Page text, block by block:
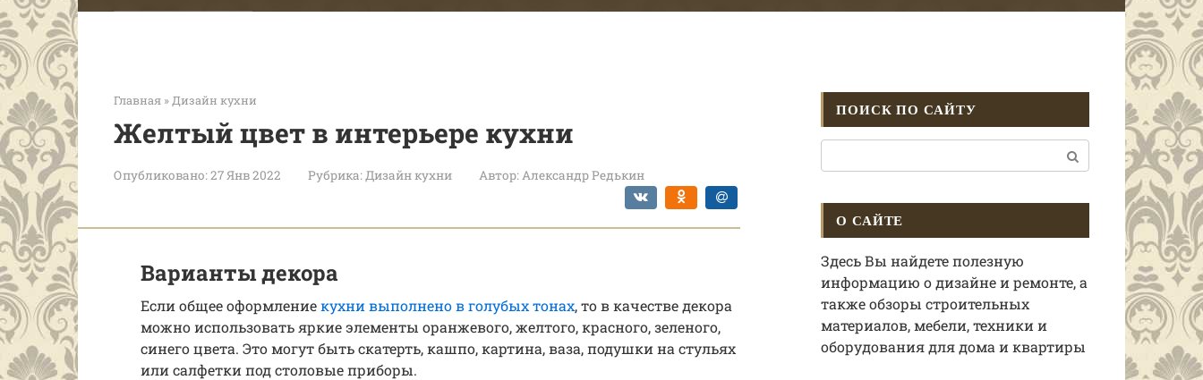
Главная » Дизайн кухни
Желтый цвет в интерьере кухни
Опубликовано:27 Янв 2022 Рубрика:Дизайн кухни Автор:Александр Редькин
Варианты декора
Если общее оформлениекухни выполнено в голубых тонах, то в качестве декора
можно использовать яркие элементы оранжевого, желтого, красного, зеленого,
синего цвета. Это могут быть скатерть, кашпо, картина, ваза, подушки на стульях
или салфетки под столовые приборы.
ПОИСК ПО САЙТУ
О САЙТЕ
Здесь Вы найдете полезную
информацию о дизайне и ремонте, а
также обзоры строительных
материалов, мебели, техники и
оборудования для дома и квартиры